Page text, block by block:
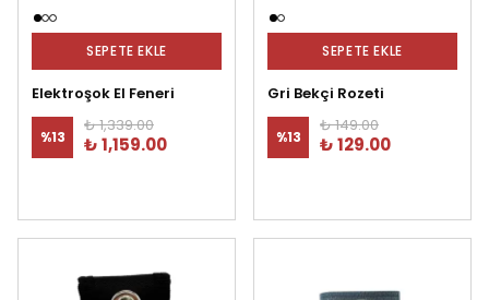
SEPETE EKLE
Elektroşok El Feneri
%13
₺ 1,339.00
₺ 1,159.00
SEPETE EKLE
Gri Bekçi Rozeti
%13
₺ 149.00
₺ 129.00